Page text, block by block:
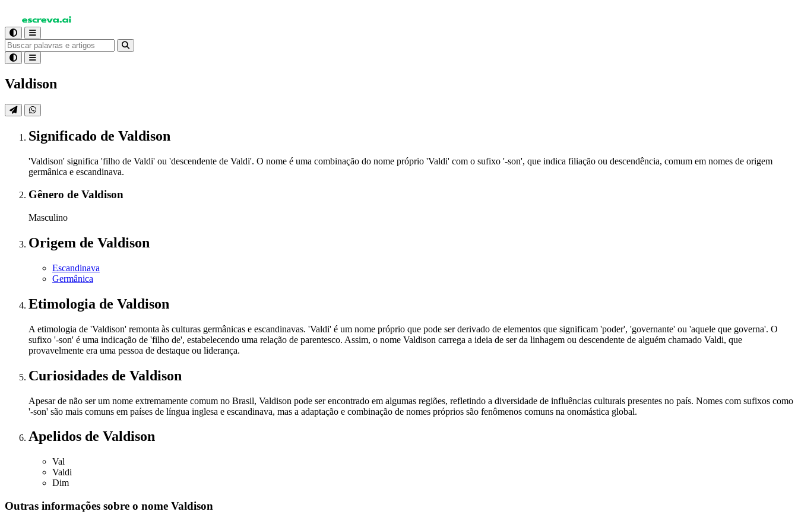
Valdison
Significado de Valdison
'Valdison' significa 'filho de Valdi' ou 'descendente de Valdi'. O nome é uma combinação do nome próprio 'Valdi' com o sufixo '-son', que indica filiação ou descendência, comum em nomes de origem
germânica e escandinava.
Gênero de Valdison
Masculino
Origem de Valdison
Escandinava
Germânica
Etimologia de Valdison
A etimologia de 'Valdison' remonta às culturas germânicas e escandinavas. 'Valdi' é um nome próprio que pode ser derivado de elementos que significam 'poder', 'governante' ou 'aquele que governa'. O
sufixo '-son' é uma indicação de 'filho de', estabelecendo uma relação de parentesco. Assim, o nome Valdison carrega a ideia de ser da linhagem ou descendente de alguém chamado Valdi, que
provavelmente era uma pessoa de destaque ou liderança.
Curiosidades de Valdison
Apesar de não ser um nome extremamente comum no Brasil, Valdison pode ser encontrado em algumas regiões, refletindo a diversidade de influências culturais presentes no país. Nomes com sufixos como
'-son' são mais comuns em países de língua inglesa e escandinava, mas a adaptação e combinação de nomes próprios são fenômenos comuns na onomástica global.
Apelidos de Valdison
Val
Valdi
Dim
Outras informações sobre o nome Valdison